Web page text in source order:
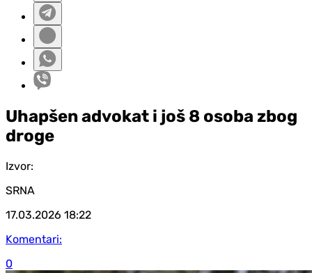
Uhapšen advokat i još 8 osoba zbog
droge
Izvor:
SRNA
17.03.2026 18:22
Komentari:
0